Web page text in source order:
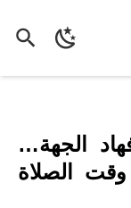
الجهة…
الصلاة